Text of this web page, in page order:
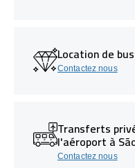
Location de
Contactez nous
Transferts
l'aéroport à
Contactez nous